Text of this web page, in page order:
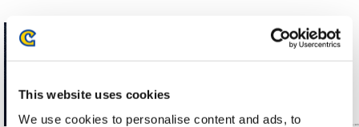
This website uses cookies
We use cookies to personalise content and ads, to